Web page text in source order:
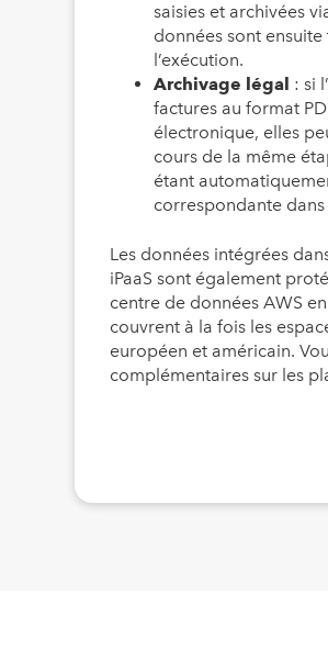
saisies et archivées
données sont ensuite
l’exécution.
Archivage légal : si
factures au format
électronique, elles
cours de la même
étant
correspondante dans
Les données intégrées
iPaaS sont également
centre de données AWS
couvrent à la fois les
européen et américain.
complémentaires sur les